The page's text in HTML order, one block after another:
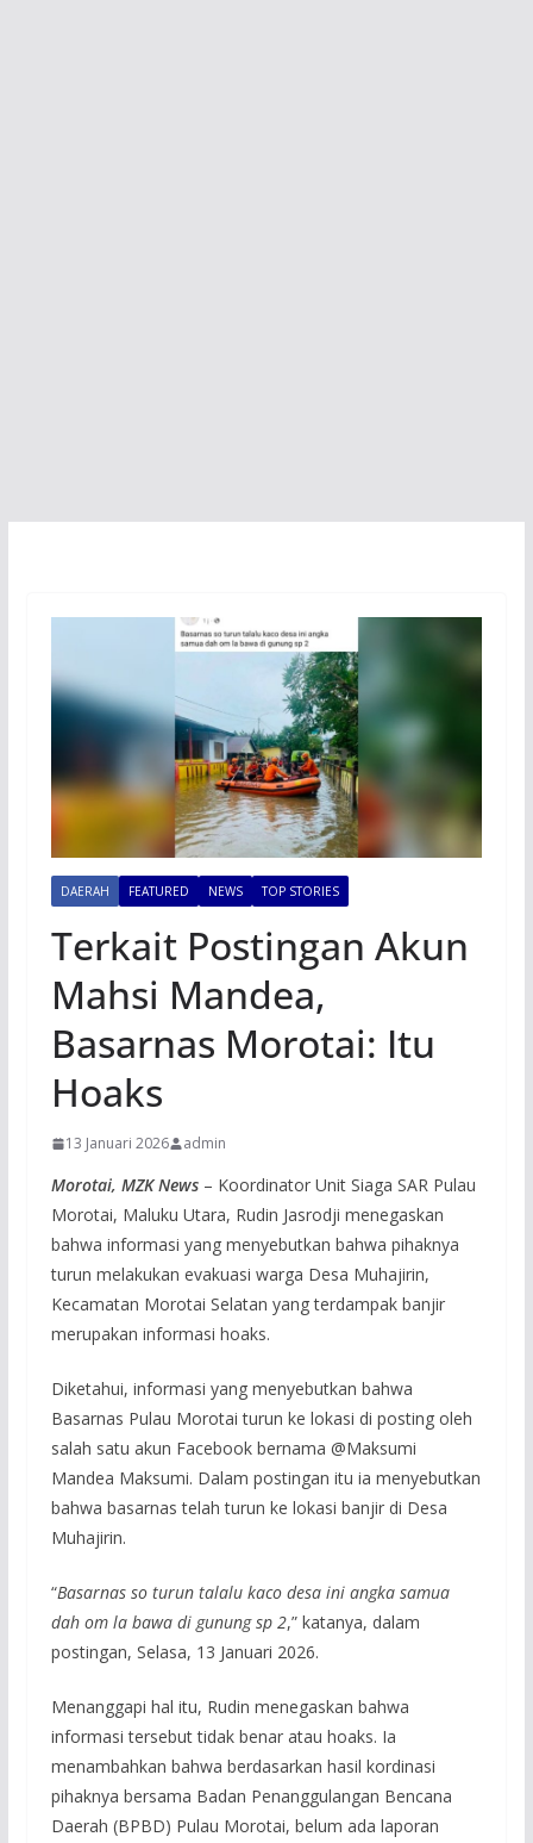
DAERAH FEATURED NEWS TOP STORIES
Terkait Postingan Akun
Mahsi Mandea,
Basarnas Morotai: Itu
Hoaks
13 Januari 2026 admin
Morotai, MZK News– Koordinator Unit Siaga SAR Pulau
Morotai, Maluku Utara, Rudin Jasrodji menegaskan
bahwa informasi yang menyebutkan bahwa pihaknya
turun melakukan evakuasi warga Desa Muhajirin,
Kecamatan Morotai Selatan yang terdampak banjir
merupakan informasi hoaks.
Diketahui, informasi yang menyebutkan bahwa
Basarnas Pulau Morotai turun ke lokasi di posting oleh
salah satu akun Facebook bernama @Maksumi
Mandea Maksumi. Dalam postingan itu ia menyebutkan
bahwa basarnas telah turun ke lokasi banjir di Desa
Muhajirin.
“Basarnas so turun talalu kaco desa ini angka samua
dah om la bawa di gunung sp 2,” katanya, dalam
postingan, Selasa, 13 Januari 2026.
Menanggapi hal itu, Rudin menegaskan bahwa
informasi tersebut tidak benar atau hoaks. Ia
menambahkan bahwa berdasarkan hasil kordinasi
pihaknya bersama Badan Penanggulangan Bencana
Daerah (BPBD) Pulau Morotai, belum ada laporan